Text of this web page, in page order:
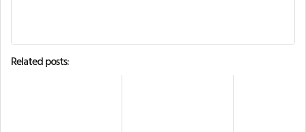
Related posts: